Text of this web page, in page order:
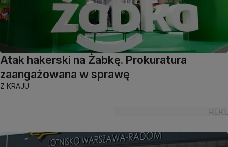
Atak hakerski na Żabkę. Prokuratura
zaangażowana w sprawę
Z KRAJU